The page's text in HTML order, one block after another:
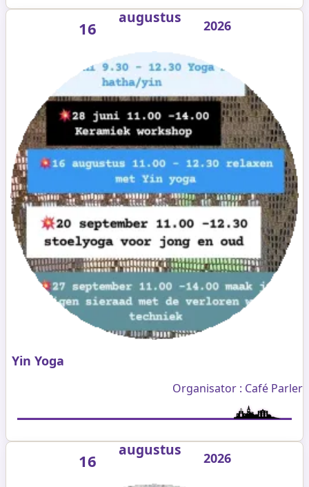
16
augustus 2026
Yin Yoga
Organisator : Café Parler
16
augustus 2026